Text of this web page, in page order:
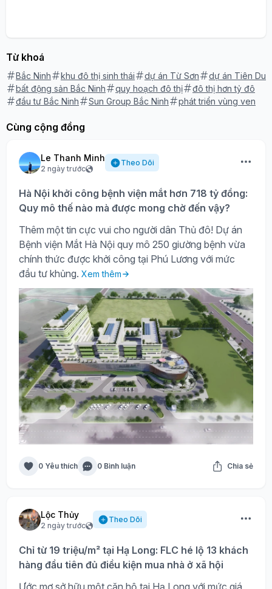
Từ khoá
Bắc Ninh khu đô thị sinh thái dự án Từ Sơn
dự án Tiên Du
bất động sản Bắc Ninh
quy hoạch đô thị
đô thị hơn tỷ đô
đầu tư Bắc Ninh
Sun Group Bắc Ninh phát triển vùng ven
Cùng cộng đồng
Le Thanh Minh
2 ngày trước
Theo Dõi
Hà Nội khởi công bệnh viện mắt hơn 718 tỷ đồng:
Quy mô thế nào mà được mong chờ đến vậy?
Thêm một tin cực vui cho người dân Thủ đô! Dự án
Bệnh viện Mắt Hà Nội quy mô 250 giường bệnh vừa
chính thức được khởi công tại Phú Lương với mức
đầu tư khủng. Xem thêm
0 Yêu thích 0 Bình luận Chia sẻ
Lộc Thủy
2 ngày trước
Theo Dõi
Chỉ từ 19 triệu/m² tại Hạ Long: FLC hé lộ 13 khách
hàng đầu tiên đủ điều kiện mua nhà ở xã hội
Ước mơ sở hữu một căn hộ tại Hạ Long với mức giá